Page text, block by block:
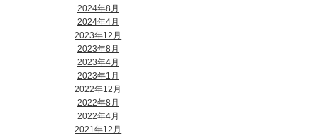
2024年8月
2024年4月
2023年12月
2023年8月
2023年4月
2023年1月
2022年12月
2022年8月
2022年4月
2021年12月